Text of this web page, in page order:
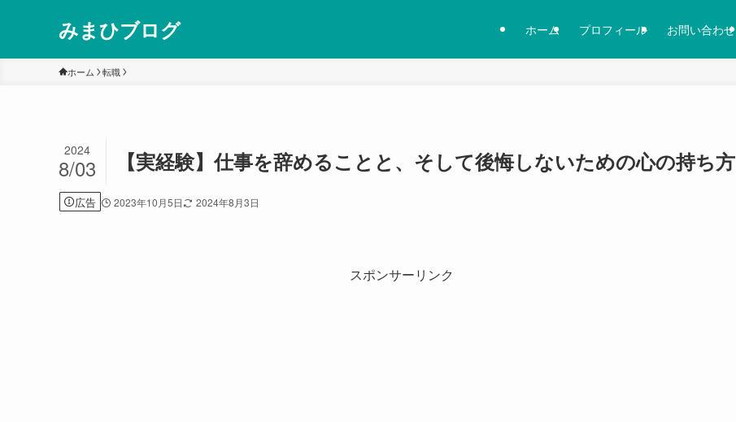
みまひブログ ホーム プロフィール お問い合わせ
ホーム 転職
【実経験】仕事を辞めることと、そして後悔しないための心の持ち方
2024
8/03
広告 2023年10月5日 2024年8月3日
スポンサーリンク